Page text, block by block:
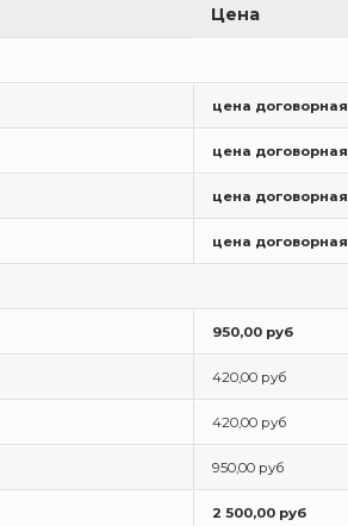
Цена
цена договорная
цена договорная
цена договорная
цена договорная
950,00 руб
420,00 руб
420,00 руб
950,00 руб
2 500,00 руб